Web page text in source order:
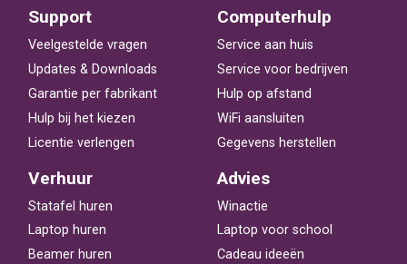
Support
Veelgestelde vragen
Updates & Downloads
Garantie per fabrikant
Hulp bij het kiezen
Licentie verlengen
Computerhulp
Service aan huis
Service voor bedrijven
Hulp op afstand
WiFi aansluiten
Gegevens herstellen
Verhuur
Statafel huren
Laptop huren
Beamer huren
Advies
Winactie
Laptop voor school
Cadeau ideeën